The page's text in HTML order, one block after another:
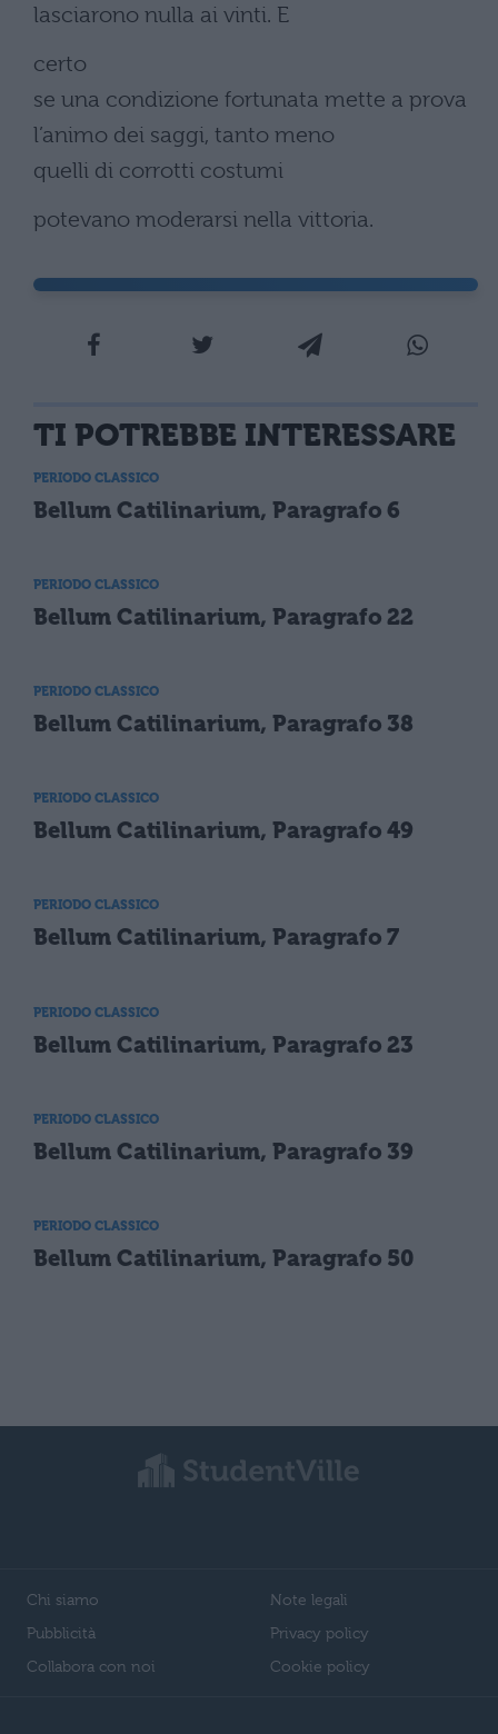
lasciarono nulla ai vinti. E
certo
se una condizione fortunata mette a prova
l’animo dei saggi, tanto meno
quelli di corrotti costumi
potevano moderarsi nella vittoria.
TI POTREBBE INTERESSARE
PERIODO CLASSICO
Bellum Catilinarium, Paragrafo 6
PERIODO CLASSICO
Bellum Catilinarium, Paragrafo 22
PERIODO CLASSICO
Bellum Catilinarium, Paragrafo 38
PERIODO CLASSICO
Bellum Catilinarium, Paragrafo 49
PERIODO CLASSICO
Bellum Catilinarium, Paragrafo 7
PERIODO CLASSICO
Bellum Catilinarium, Paragrafo 23
PERIODO CLASSICO
Bellum Catilinarium, Paragrafo 39
PERIODO CLASSICO
Bellum Catilinarium, Paragrafo 50
Chi siamo
Pubblicità
Collabora con noi
Note legali
Privacy policy
Cookie policy